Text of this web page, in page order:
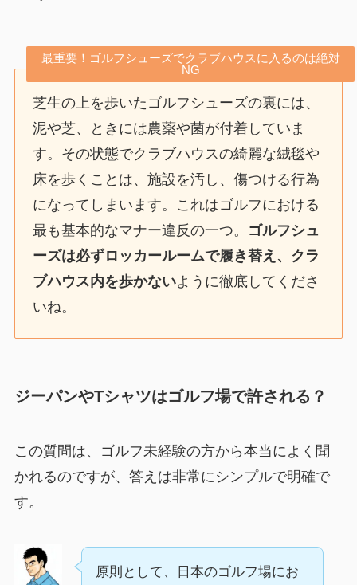
最重要！ゴルフシューズでクラブハウスに入るのは絶対
NG
芝生の上を歩いたゴルフシューズの裏には、
泥や芝、ときには農薬や菌が付着していま
す。その状態でクラブハウスの綺麗な絨毯や
床を歩くことは、施設を汚し、傷つける行為
になってしまいます。これはゴルフにおける
最も基本的なマナー違反の一つ。 ゴルフシュ
ーズは必ずロッカールームで履き替え、クラ
ブハウス内を歩かないように徹底してくださ
いね。
ジーパンやTシャツはゴルフ場で許される？
この質問は、ゴルフ未経験の方から本当によく聞
かれるのですが、答えは非常にシンプルで明確で
す。
原則として、日本のゴルフ場にお